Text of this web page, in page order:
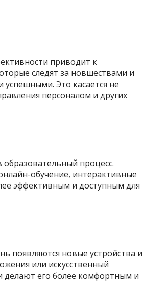
приводит к
следят за новшествами и
Это касается не
персоналом и других
процесс.
обучение, интерактивные
эффективным и доступным для
появляются новые устройства и
или искусственный
делают его более комфортным и